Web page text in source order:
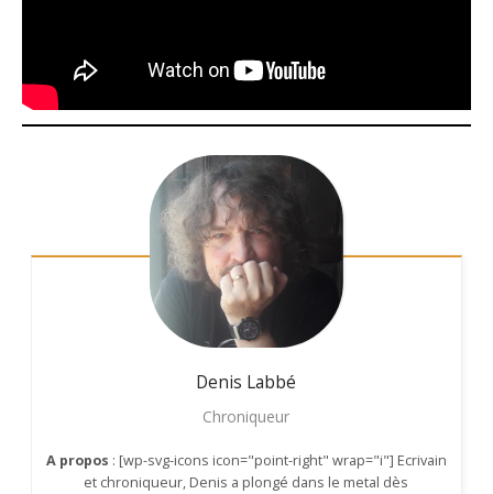
Denis Labbé
Chroniqueur
A propos : [wp-svg-icons icon="point-right" wrap="i"] Ecrivain
et chroniqueur, Denis a plongé dans le metal dès